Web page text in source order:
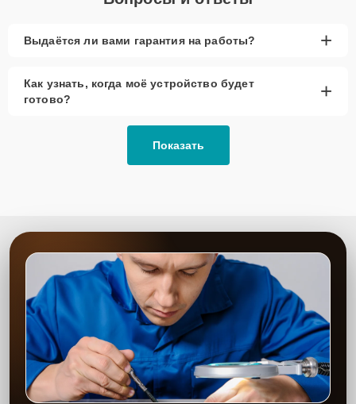
Выдаётся ли вами гарантия на работы? +
Как узнать, когда моё устройство будет
готово?
+
Показать